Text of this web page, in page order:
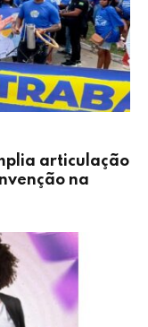
articulação
na